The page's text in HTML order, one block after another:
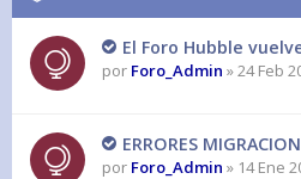
El Foro Hubble
por Foro_Admin » 24 Feb
ERRORES
por Foro_Admin » 14 Ene